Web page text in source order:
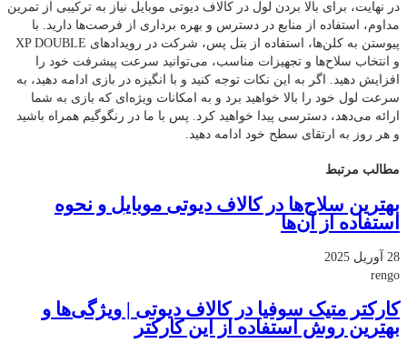
در نهایت، برای بالا بردن لول در کالاف دیوتی موبایل نیاز به ترکیبی از تمرین
مداوم، استفاده از منابع در دسترس و بهره‌ برداری از فرصت‌ها دارید. با
پیوستن به کلن‌ها، استفاده از بتل پس، شرکت در رویدادهای XP DOUBLE
و انتخاب سلاح‌ها و تجهیزات مناسب، می‌توانید سرعت پیشرفت خود را
افزایش دهید. اگر به این نکات توجه کنید و با انگیزه در بازی ادامه دهید، به
سرعت لول خود را بالا خواهید برد و به امکانات ویژه‌ای که بازی به شما
ارائه می‌دهد، دسترسی پیدا خواهید کرد. پس با ما در رنگوگیم همراه باشید
و هر روز به ارتقای سطح خود ادامه دهید.
مطالب مرتبط
بهترین سلاح‌ها در کالاف دیوتی موبایل و نحوه
استفاده از آن‌ها
28 آوریل 2025
rengo
کارکتر متیک سوفیا در کالاف دیوتی | ویژگی‌ها و
بهترین روش استفاده از این کارکتر